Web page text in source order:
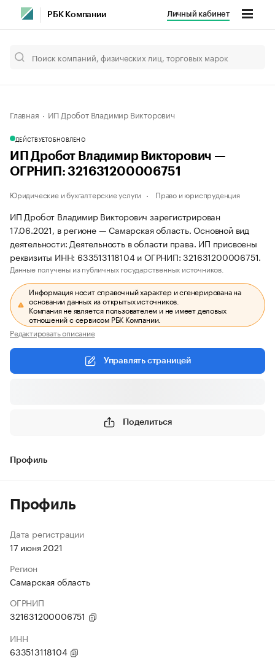
РБК Компании Личный кабинет
Главная ИП Дробот Владимир Викторович
ДЕЙСТВУЕТОБНОВЛЕНО
ИП Дробот Владимир Викторович —
ОГРНИП: 321631200006751
Юридические и бухгалтерские услуги Право и юриспруденция
ИП Дробот Владимир Викторович зарегистрирован
17.06.2021, в регионе — Самарская область. Основной вид
деятельности: Деятельность в области права. ИП присвоены
реквизиты ИНН: 633513118104 и ОГРНИП: 321631200006751.
Данные получены из публичных государственных источников.
Информация носит справочный характер и сгенерирована на
основании данных из открытых источников.
Компания не является пользователем и не имеет деловых
отношений с сервисом РБК Компании.
Редактировать описание
Управлять страницей
Поделиться
Профиль
Профиль
Дата регистрации
17 июня 2021
Регион
Самарская область
ОГРНИП
321631200006751
ИНН
633513118104